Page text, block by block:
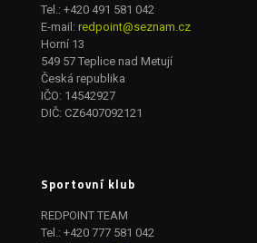
Tel.: +420 491 581 042
E-mail: redpoint@seznam.cz
Horní 13
549 57 Teplice nad Metují
Česká republika
IČO: 14542927
DIČ: CZ6407092121
Sportovní klub
REDPOINT TEAM
Tel.: +420 777 581 042